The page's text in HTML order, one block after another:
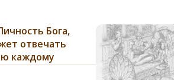
Бога,
отвечать
каждому